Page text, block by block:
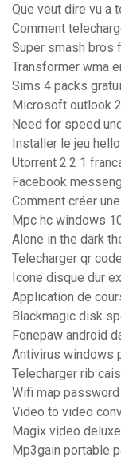
Que veut dire vu a
Comment
Super smash bros
Transformer wma
Sims 4 packs
Microsoft outlook
Need for speed
Installer le jeu
Utorrent 2.2 1
Facebook
Comment créer
Mpc hc windows
Alone in the dark
Telecharger qr
Icone disque dur
Application de
Blackmagic disk
Fonepaw android
Antivirus windows
Telecharger rib
Wifi map
Video to video
Magix video
Mp3gain portable